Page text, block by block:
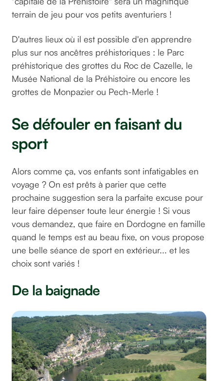
terrain de jeu pour vos petits aventuriers !
D'autres lieux où il est possible d'en apprendre
plus sur nos ancêtres préhistoriques : le Parc
préhistorique des grottes du Roc de Cazelle, le
Musée National de la Préhistoire ou encore les
grottes de Monpazier ou Pech-Merle !
Se défouler en faisant du
sport
Alors comme ça, vos enfants sont infatigables en
voyage ? On est prêts à parier que cette
prochaine suggestion sera la parfaite excuse pour
leur faire dépenser toute leur énergie ! Si vous
vous demandez, que faire en Dordogne en famille
quand le temps est au beau fixe, on vous propose
une belle séance de sport en extérieur... et les
choix sont variés !
De la baignade